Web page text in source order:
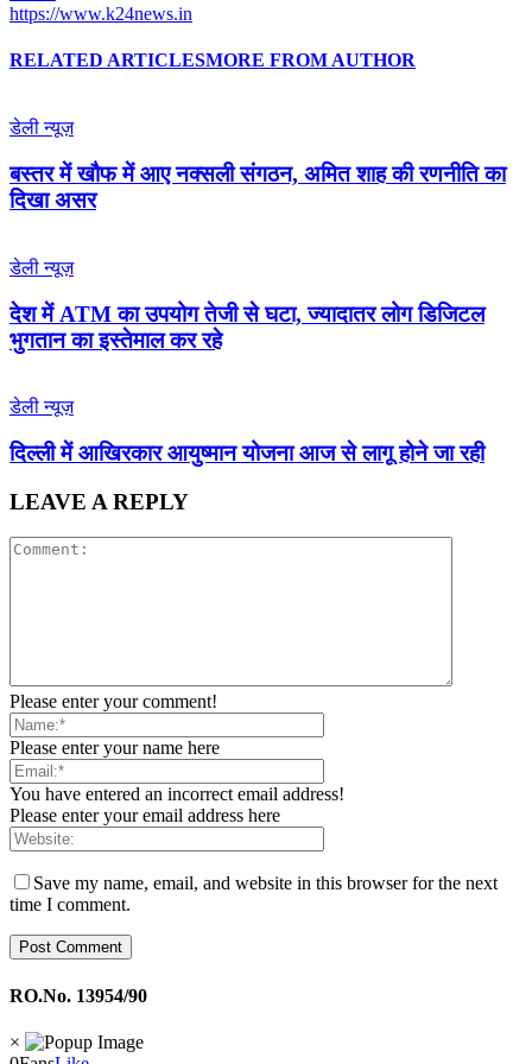
https://www.k24news.in
RELATED ARTICLESMORE FROM AUTHOR
डेली न्यूज़
बस्तर में खौफ में आए नक्सली संगठन, अमित शाह की रणनीति का
दिखा असर
डेली न्यूज़
देश में ATM का उपयोग तेजी से घटा, ज्यादातर लोग डिजिटल
भुगतान का इस्तेमाल कर रहे
डेली न्यूज़
द‍िल्‍ली में आख‍िरकार आयुष्‍मान योजना आज से लागू होने जा रही
LEAVE A REPLY
Please enter your comment!
Please enter your name here
You have entered an incorrect email address!
Please enter your email address here
Save my name, email, and website in this browser for the next
time I comment.
RO.No. 13954/90
×